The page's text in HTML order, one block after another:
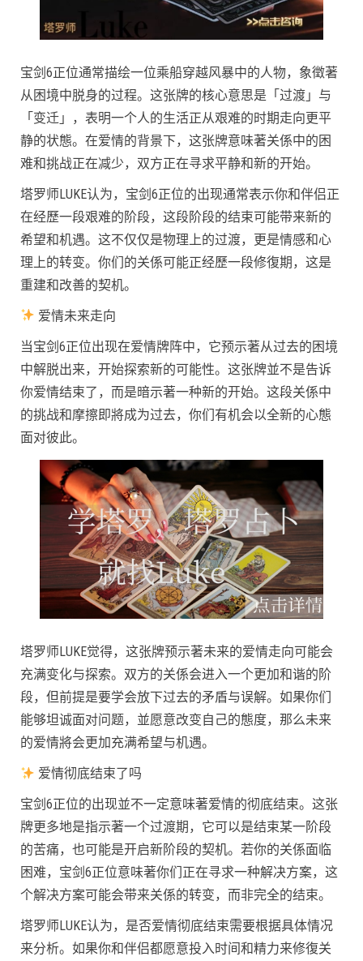
宝剑6正位通常描绘一位乘船穿越风暴中的人物，象徵著
从困境中脱身的过程。这张牌的核心意思是「过渡」与
「变迁」，表明一个人的生活正从艰难的时期走向更平
静的状態。在爱情的背景下，这张牌意味著关係中的困
难和挑战正在减少，双方正在寻求平静和新的开始。
塔罗师LUKE认为，宝剑6正位的出现通常表示你和伴侣正
在经歷一段艰难的阶段，这段阶段的结束可能带来新的
希望和机遇。这不仅仅是物理上的过渡，更是情感和心
理上的转变。你们的关係可能正经歷一段修復期，这是
重建和改善的契机。
爱情未来走向
当宝剑6正位出现在爱情牌阵中，它预示著从过去的困境
中解脱出来，开始探索新的可能性。这张牌並不是告诉
你爱情结束了，而是暗示著一种新的开始。这段关係中
的挑战和摩擦即將成为过去，你们有机会以全新的心態
面对彼此。
塔罗师LUKE觉得，这张牌预示著未来的爱情走向可能会
充满变化与探索。双方的关係会进入一个更加和谐的阶
段，但前提是要学会放下过去的矛盾与误解。如果你们
能够坦诚面对问题，並愿意改变自己的態度，那么未来
的爱情將会更加充满希望与机遇。
爱情彻底结束了吗
宝剑6正位的出现並不一定意味著爱情的彻底结束。这张
牌更多地是指示著一个过渡期，它可以是结束某一阶段
的苦痛，也可能是开启新阶段的契机。若你的关係面临
困难，宝剑6正位意味著你们正在寻求一种解决方案，这
个解决方案可能会带来关係的转变，而非完全的结束。
塔罗师LUKE认为，是否爱情彻底结束需要根据具体情况
来分析。如果你和伴侣都愿意投入时间和精力来修復关